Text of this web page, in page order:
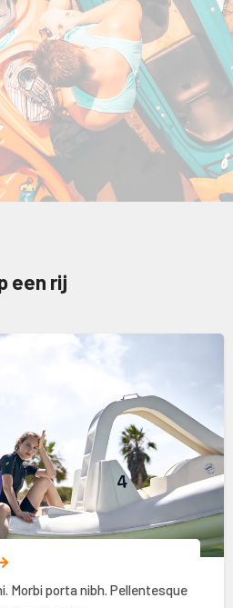
een rij
Morbi porta nibh. Pellentesque